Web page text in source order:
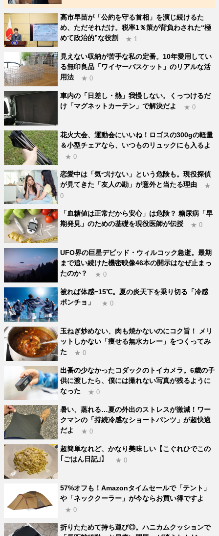
高市早苗が「公約を守る首相」を演じ続けるた
め、ただそれだけ。税率1％策が背負わされた“極
めて政治的”な役割
★ 1
見えない収納が苦手な私の定番。10年愛用してい
る無印良品「ワイヤーバスケット」のリアルな活
用法
★ 0
車内の「日差し・熱」我慢しない。くっつけるだ
け「マグネットカーテン」で解決だよ
★ 0
花火大会、運動会にいいね！ロゴスの300gの軽量
＆小型チェアなら、いつものリュックにも入るよ
★ 0
恋愛中は「気づけない」という危険も。現役探偵
が見てきた「友人の勘」が意外と当たる理由
★
0
「血糖値は正常だから安心」は危険？ 糖尿病「早
期発見」のための基礎を現役医師が伝授
★ 0
UFO界の巨星デビッド・ウィルコック急逝。最期
まで追い続けた機密映像46本の開示はなぜ止まっ
たのか？
★ 0
被れば体感−15℃。夏の炎天下を乗り切る「冷感
ポンチョ」
★ 0
玉ねぎ炒めない、肉も焼かないのにコク旨！ メリ
ットしかない「痩せる無水カレー」をつくってみ
た
★ 0
出番の少なかったコダックのトイカメラ。6歳の子
供に渡したら、僕には撮れない写真が残るように
なった
★ 0
暑い、蒸れる…夏の外出のストレスが激減！ワー
クマンの「持続冷感なショートパンツ」が超快適
だよ
★ 0
超簡単なれど、かなり美味しい【こぐれひでこの
｢ごはん日記｣】
★ 0
57%オフも！Amazonタイムセールで「テント」
や「ネッククーラー」が今ならお買い得ですよ
★ 0
折りたためて持ち運び◎。ハニカムクッションで